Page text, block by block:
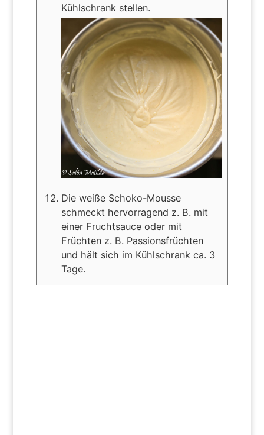
Kühlschrank stellen.
Die weiße Schoko-Mousse
schmeckt hervorragend z. B. mit
einer Fruchtsauce oder mit
Früchten z. B. Passionsfrüchten
und hält sich im Kühlschrank ca. 3
Tage.